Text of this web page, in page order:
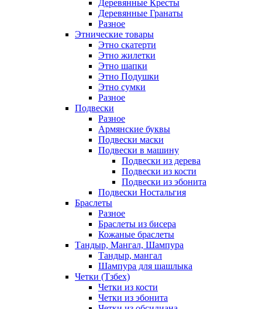
Деревянные Кресты
Деревянные Гранаты
Разное
Этнические товары
Этно скатерти
Этно жилетки
Этно шапки
Этно Подушки
Этно сумки
Разное
Подвески
Разное
Армянские буквы
Подвески маски
Подвески в машину
Подвески из дерева
Подвески из кости
Подвески из эбонита
Подвески Ностальгия
Браслеты
Разное
Браслеты из бисера
Кожаные браслеты
Тандыр, Мангал, Шампура
Тандыр, мангал
Шампура для шашлыка
Четки (Тзбех)
Четки из кости
Четки из эбонита